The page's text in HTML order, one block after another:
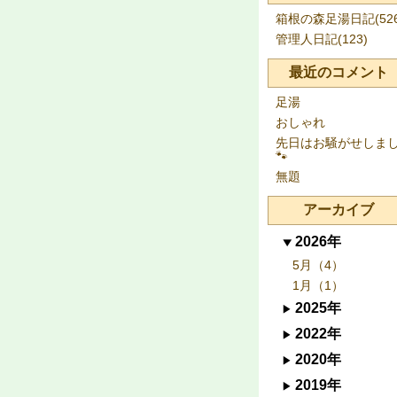
箱根の森足湯日記
管理人日記(123)
最近のコメント
足湯
おしゃれ
先日はお騒がせしま
🐾
無題
アーカイブ
2026年
5月（4）
1月（1）
2025年
2022年
2020年
2019年